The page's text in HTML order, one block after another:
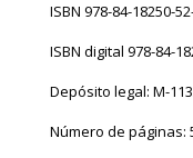
traición
cantidad
ISBN 978-84-18250-
ISBN digital 978-84-
Depósito legal: M-
Número de páginas: